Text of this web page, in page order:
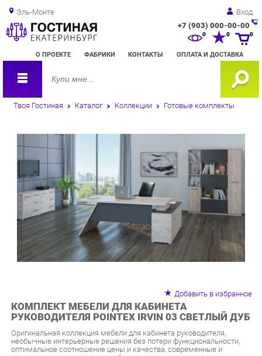
Эль-Монте Вход
+7 (903) 000-00-00
О ПРОЕКТЕ ФАБРИКИ КОНТАКТЫ ОПЛАТА И ДОСТАВКА
0 0
Твоя Гостиная Каталог Коллекции Готовые комплекты
КОМПЛЕКТ МЕБЕЛИ ДЛЯ КАБИНЕТА
РУКОВОДИТЕЛЯ POINTEX IRVIN 03 СВЕТЛЫЙ ДУБ
Оригинальная коллекция мебели для кабинета руководителя,
оптимальное соотношение цены и качества, современные и
качественные материалы, удобная эргономика основные
преимущества серии Irvin от мебельной фабрики Pointex